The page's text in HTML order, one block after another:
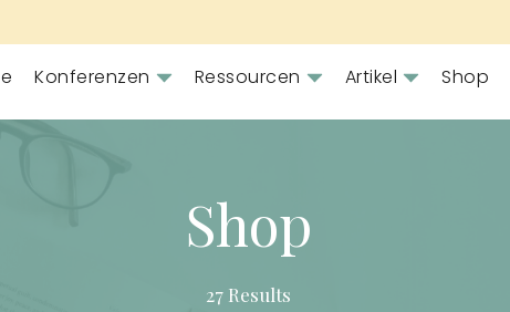
Konferenzen Ressourcen Artikel Shop
Shop
27 Results